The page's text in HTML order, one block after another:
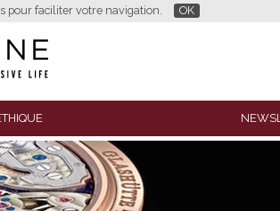
pour faciliter votre navigation. OK